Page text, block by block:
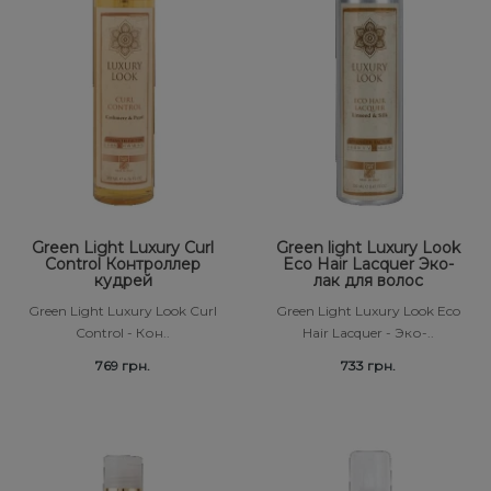
Green Light Luxury Curl
Control Контроллер
кудрей
Green Light Luxury Look Curl
Control - Кон..
769 грн.
Green light Luxury Look
Eco Hair Lacquer Эко-
лак для волос
Green Light Luxury Look Eco
Hair Lacquer - Эко-..
733 грн.
Средства от перхоти
Сыворотка, флюид для волос
Шампунь для волос
Subtil Color Lab Hydratation Active – Серия
для интенсивного увлажнения
Subtil Color Lab Instant Detox - Серия
детокс для кожи головы
Subtil Color Lab Maitrise Parfaite – Серия для
кучерявых волос
Subtil Color Lab Rеgеnеration Absolue –
Серия для восстановления волос
Subtil Color Lab Volume Intense – Серия для
объема тонких волос
Revlon Professional
Schwarzkopf Professional
Selective Professional
Subrina Professional
Subtil
Technique